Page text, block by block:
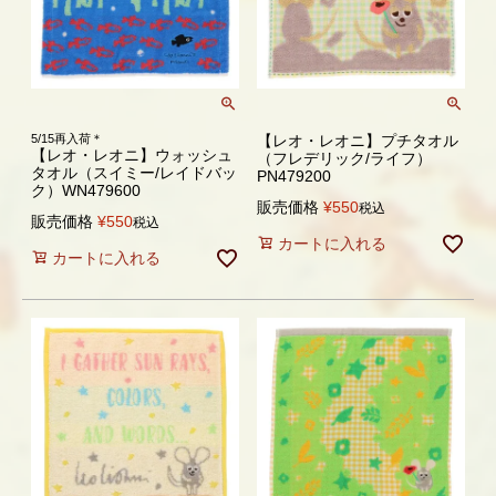
5/15再入荷＊
【レオ・レオニ】ウォッシュ
タオル（スイミー/レイドバッ
ク）WN479600
販売価格 ¥550税込
カートに入れる
【レオ・レオニ】プチタオル
（フレデリック/ライフ）
PN479200
販売価格 ¥550税込
カートに入れる